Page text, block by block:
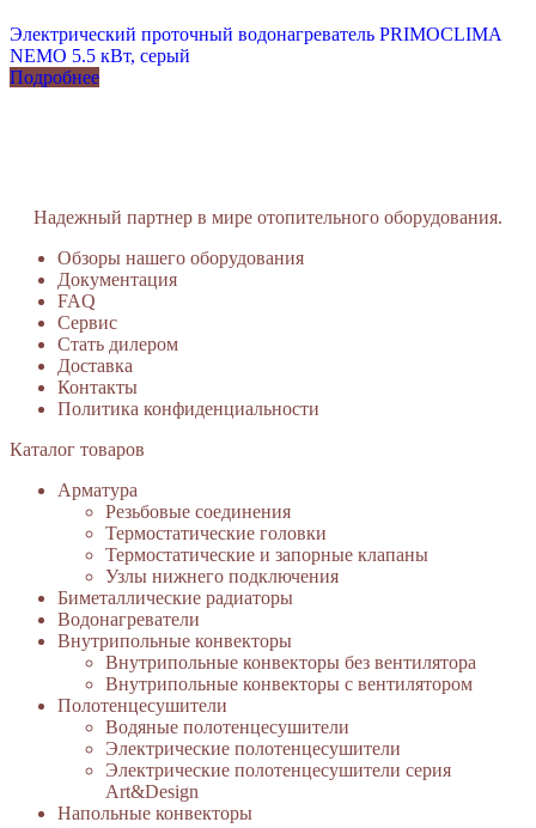
Электрический проточный водонагреватель PRIMOCLIMA
NEMO 5.5 кВт, серый
Подробнее
Надежный партнер в мире отопительного оборудования.
Обзоры нашего оборудования
Документация
FAQ
Сервис
Стать дилером
Доставка
Контакты
Политика конфиденциальности
Каталог товаров
Арматура
Резьбовые соединения
Термостатические головки
Термостатические и запорные клапаны
Узлы нижнего подключения
Биметаллические радиаторы
Водонагреватели
Внутрипольные конвекторы
Внутрипольные конвекторы без вентилятора
Внутрипольные конвекторы с вентилятором
Полотенцесушители
Водяные полотенцесушители
Электрические полотенцесушители
Электрические полотенцесушители серия
Art&Design
Напольные конвекторы